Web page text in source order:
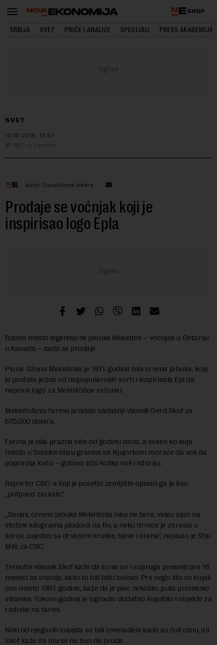
SHOP
SRBIJA SVET PRIČE I ANALIZE SPECIJALI PRESS AKADEMIJA
SVET
10.10.2018. 12:51
BBC na srpskom
Autor: Saopštenje lekara
Prodaje se voćnjak koji je
inspirisao logo Epla
Rodno mesto legendarne jabuke Mekintoš – voćnjak u Ontariju
u Kanada – sada se prodaje.
Pionir Džona Mekintoša je 1811. godine bila crvena jabuka, koja
je postala jedna od najpopularnijih sorti i inspirisala Epl da
napravi logo za Mekintošov računar.
Mekintošovu farmu prodaje sadašnji vlasnik Gerd Skof za
675.000 dolara.
Farma je bila prazna više od godinu dana, a svako ko kupi
mesto u Dundeli blizu granice sa Njujorkom moraće da voli da
popravlja kuću – gotovo isto koliko voli i istoriju.
Reporter CBC-a koji je posetio zemljište opisao ga je kao
„potpuno zaraslo“.
„Danas, crvene jabuke Mekintoša niko ne bere, video sam na
stotine kilograma plodova na tlu, a neko drveće je zaraslo u
korov, zajedno sa drvećem kruške, šljive i oraha“, napisao je Stju
Mils za CBC.
Trenutni vlasnik Skof kaže da su se on i supruga preselili pre 16
meseci sa imanja, kako bi bili bliži bolnici. Pre nego što su kupili
ovo mesto 1987. godine, kaže da je plac nekoliko puta promenio
vlasnike. Tokom godina je izgradio dodatno kupatilo i objekte za
radnike na farmi.
Neki od njegovih suseda su bili iznenađeni kada su čuli cenu, ali
Skof kaže da mu se ne žuri da proda.